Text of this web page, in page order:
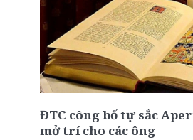
ĐTC công bố tự sắc
mở trí cho các ông